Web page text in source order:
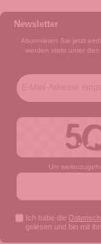
Newsletter
Abonnieren Sie jetzt
werden stets unter
Um
Ich habe die
gelesen und bin mit